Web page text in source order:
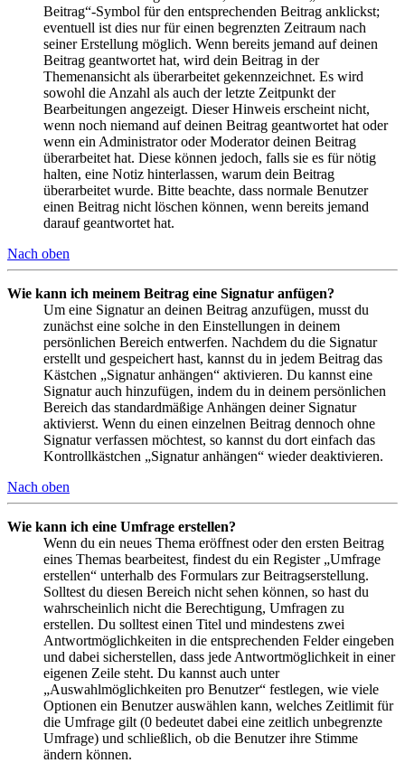
Beitrag“-Symbol für den entsprechenden Beitrag anklickst;
eventuell ist dies nur für einen begrenzten Zeitraum nach
seiner Erstellung möglich. Wenn bereits jemand auf deinen
Beitrag geantwortet hat, wird dein Beitrag in der
Themenansicht als überarbeitet gekennzeichnet. Es wird
sowohl die Anzahl als auch der letzte Zeitpunkt der
Bearbeitungen angezeigt. Dieser Hinweis erscheint nicht,
wenn noch niemand auf deinen Beitrag geantwortet hat oder
wenn ein Administrator oder Moderator deinen Beitrag
überarbeitet hat. Diese können jedoch, falls sie es für nötig
halten, eine Notiz hinterlassen, warum dein Beitrag
überarbeitet wurde. Bitte beachte, dass normale Benutzer
einen Beitrag nicht löschen können, wenn bereits jemand
darauf geantwortet hat.
Nach oben
Wie kann ich meinem Beitrag eine Signatur anfügen?
Um eine Signatur an deinen Beitrag anzufügen, musst du
zunächst eine solche in den Einstellungen in deinem
persönlichen Bereich entwerfen. Nachdem du die Signatur
erstellt und gespeichert hast, kannst du in jedem Beitrag das
Kästchen „Signatur anhängen“ aktivieren. Du kannst eine
Signatur auch hinzufügen, indem du in deinem persönlichen
Bereich das standardmäßige Anhängen deiner Signatur
aktivierst. Wenn du einen einzelnen Beitrag dennoch ohne
Signatur verfassen möchtest, so kannst du dort einfach das
Kontrollkästchen „Signatur anhängen“ wieder deaktivieren.
Nach oben
Wie kann ich eine Umfrage erstellen?
Wenn du ein neues Thema eröffnest oder den ersten Beitrag
eines Themas bearbeitest, findest du ein Register „Umfrage
erstellen“ unterhalb des Formulars zur Beitragserstellung.
Solltest du diesen Bereich nicht sehen können, so hast du
wahrscheinlich nicht die Berechtigung, Umfragen zu
erstellen. Du solltest einen Titel und mindestens zwei
Antwortmöglichkeiten in die entsprechenden Felder eingeben
und dabei sicherstellen, dass jede Antwortmöglichkeit in einer
eigenen Zeile steht. Du kannst auch unter
„Auswahlmöglichkeiten pro Benutzer“ festlegen, wie viele
Optionen ein Benutzer auswählen kann, welches Zeitlimit für
die Umfrage gilt (0 bedeutet dabei eine zeitlich unbegrenzte
Umfrage) und schließlich, ob die Benutzer ihre Stimme
ändern können.